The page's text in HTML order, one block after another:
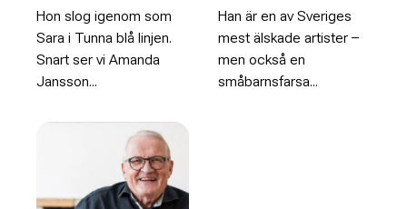
Hon slog igenom som
Sara i Tunna blå linjen.
Snart ser vi Amanda
Jansson...
Han är en av Sveriges
mest älskade artister –
men också en
småbarnsfarsa...